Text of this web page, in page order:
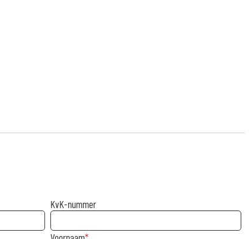
KvK-nummer